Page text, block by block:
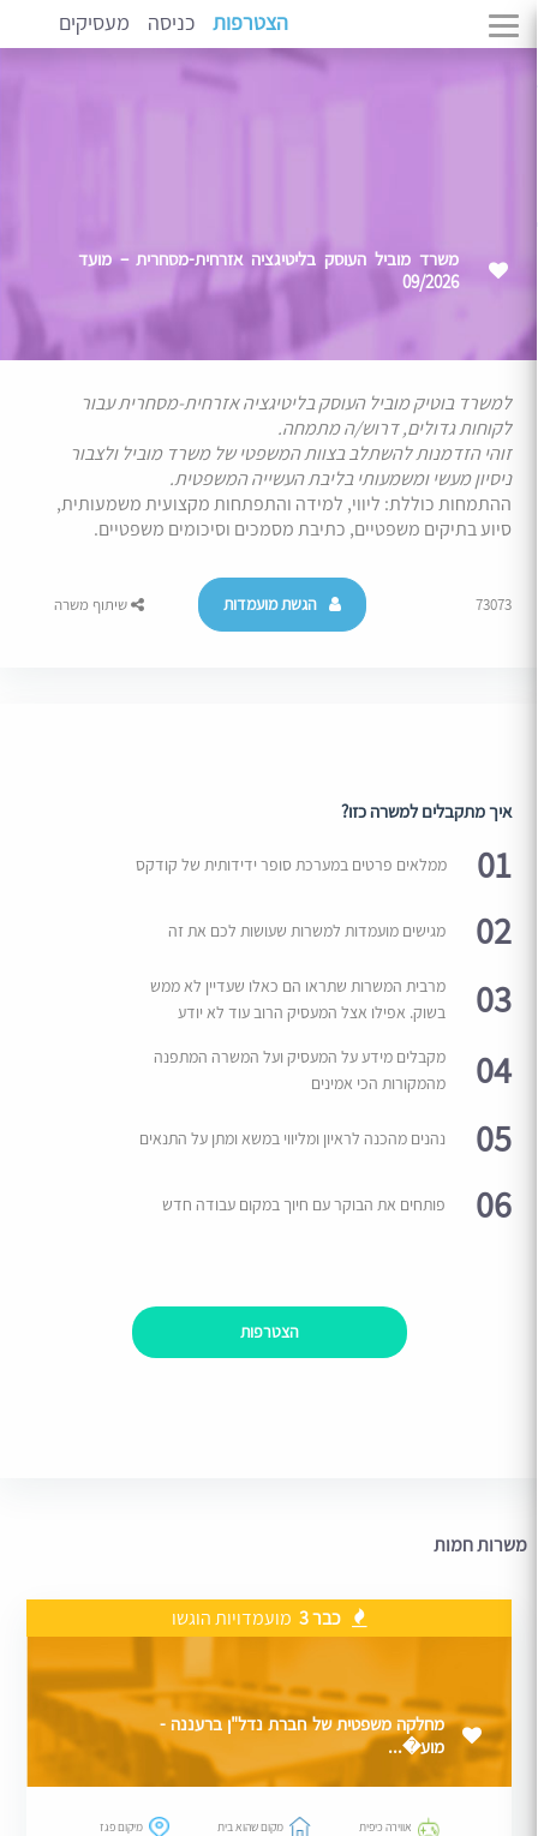
הצטרפות כניסה מעסיקים
משרד מוביל העוסק בליטיגציה אזרחית-מסחרית – מועד
09/2026
למשרד בוטיק מוביל העוסק בליטיגציה אזרחית-מסחרית עבור
לקוחות גדולים, דרוש/ה מתמחה.
זוהי הזדמנות להשתלב בצוות המשפטי של משרד מוביל ולצבור
ניסיון מעשי ומשמעותי בליבת העשייה המשפטית.
ההתמחות כוללת: ליווי, למידה והתפתחות מקצועית משמעותית,
סיוע בתיקים משפטיים, כתיבת מסמכים וסיכומים משפטיים.
73073 הגשת מועמדות שיתוף משרה
איך מתקבלים למשרה כזו?
01 ממלאים פרטים במערכת סופר ידידותית של קודקס
02 מגישים מועמדות למשרות שעושות לכם את זה
03
מרבית המשרות שתראו הם כאלו שעדיין לא ממש
בשוק. אפילו אצל המעסיק הרוב עוד לא יודע
04
מקבלים מידע על המעסיק ועל המשרה המתפנה
מהמקורות הכי אמינים
05 נהנים מהכנה לראיון ומליווי במשא ומתן על התנאים
06 פותחים את הבוקר עם חיוך במקום עבודה חדש
הצטרפות
משרות חמות
כבר 3 מועמדויות הוגשו
מחלקה משפטית של חברת נדל"ן ברעננה -
מוע�...
אווירה כיפית מקום שהוא בית מיקום פגז